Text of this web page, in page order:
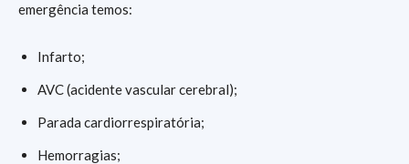
emergência temos:
Infarto;
AVC (acidente vascular cerebral);
Parada cardiorrespiratória;
Hemorragias;